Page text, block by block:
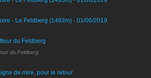
du Feldberg